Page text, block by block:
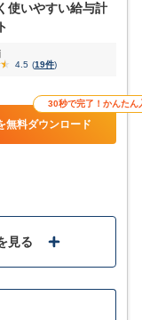
使いやすい給与計
4.5 (19件)
30秒で完了！かんたん
無料ダウンロード
見る